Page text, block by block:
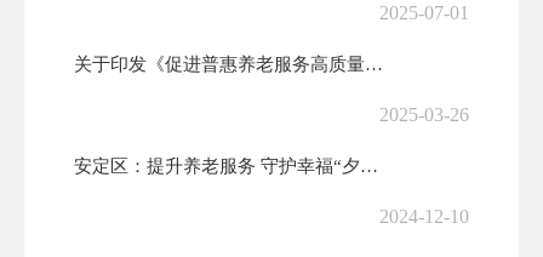
2025-07-01
关于印发《促进普惠养老服务高质量发展的若干措施》的通知(发改体改〔2...
2025-03-26
安定区：提升养老服务 守护幸福“夕阳红”
2024-12-10